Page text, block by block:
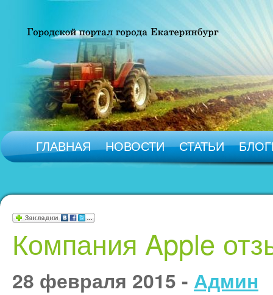
ГЛАВНАЯ НОВОСТИ СТАТЬИ
Компания Apple
28 февраля 2015 - Админ